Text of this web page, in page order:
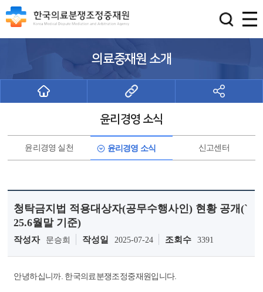
의료중재원 소개
윤리경영 소식
윤리경영 실천 윤리경영 소식 신고센터
청탁금지법 적용대상자(공무수행사인) 현황 공개(`
25.6월말 기준)
작성자 문승희 작성일 2025-07-24 조회수 3391
안녕하십니까. 한국의료분쟁조정중재원입니다.